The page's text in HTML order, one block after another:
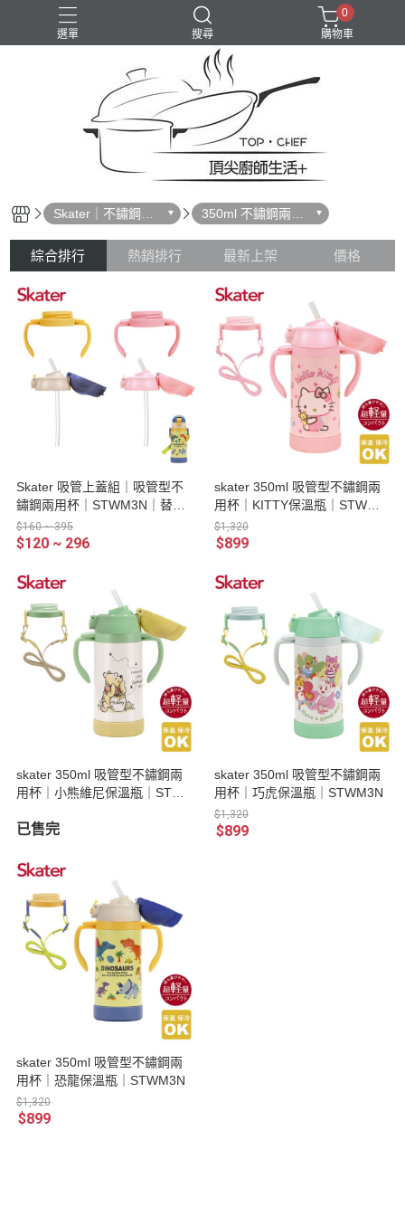
選單 搜尋
0
購物車
Skater｜不鏽鋼水
壺
350ml 不鏽鋼兩用
水壺｜配件
綜合排行 熱銷排行 最新上架 價格
Skater 吸管上蓋組｜吸管型不
鏽鋼兩用杯｜STWM3N｜替換
吸管組｜替換把手
$160 ~ 395
$120 ~ 296
skater 350ml 吸管型不鏽鋼兩
用杯｜KITTY保溫瓶｜STWM3
N
$1,320
$899
skater 350ml 吸管型不鏽鋼兩
用杯｜小熊維尼保溫瓶｜STW
已售完
skater 350ml 吸管型不鏽鋼兩
用杯｜巧虎保溫瓶｜STWM3N
$1,320
$899
skater 350ml 吸管型不鏽鋼兩
用杯｜恐龍保溫瓶｜STWM3N
$1,320
$899